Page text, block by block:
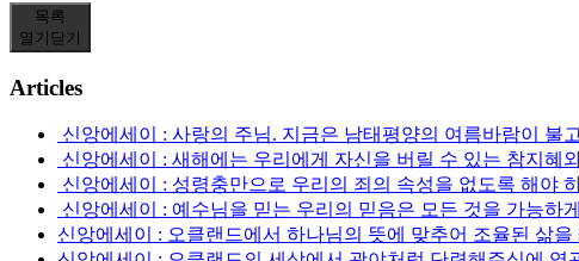
목록
열기 닫기
Articles
신앙에세이 : 사랑의 주님. 지금은 남태평양의 여름바람이 불
신앙에세이 : 새해에는 우리에게 자신을 버릴 수 있는 참지혜
신앙에세이 : 성령충만으로 우리의 죄의 속성을 없도록 해야
신앙에세이 : 예수님을 믿는 우리의 믿음은 모든 것을 가능하
신앙에세이 : 오클랜드에서 하나님의 뜻에 맞추어 조율된 삶